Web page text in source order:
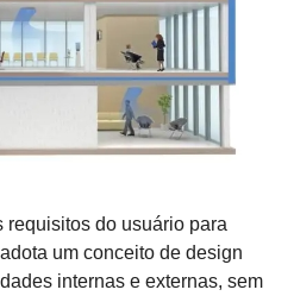
requisitos do usuário para
um conceito de design
internas e externas, sem